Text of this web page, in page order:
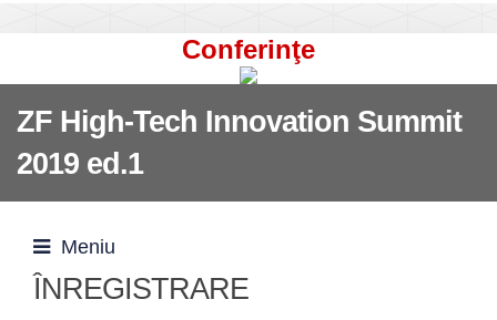
Conferinţe
ZF High-Tech Innovation Summit
2019 ed.1
Meniu
ÎNREGISTRARE